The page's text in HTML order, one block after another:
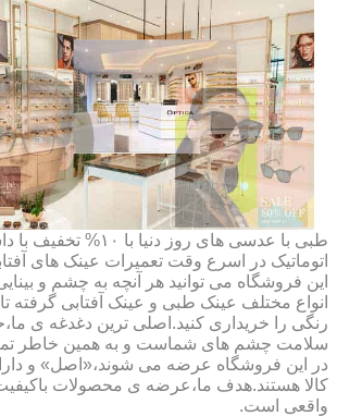
طبی با عدسی های روز دنیا
اتوماتیک در اسرع وقت تعمیرات عینک های
این فروشگاه می توانید هر آنچه به چشم و
انواع مختلف عینک طبی و عینک آفتابی گرفته
رنگی را خریداری کنید.اصلی ترین دغدغه ی
سلامت چشم های شماست و به همین خاطر
در این فروشگاه عرضه می شوند،«اصل» و
کالا هستند.هدف ما،عرضه ی محصولات
واقعی است.